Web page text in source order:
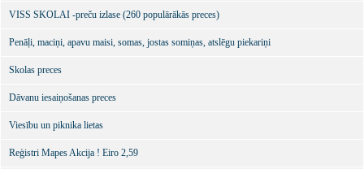
VISS SKOLAI -preču izlase (260 populārākās preces)
Penāļi, maciņi, apavu maisi, somas, jostas somiņas, atslēgu piekariņi
Skolas preces
Dāvanu iesaiņošanas preces
Viesību un piknika lietas
Reģistri Mapes Akcija ! Eiro 2,59